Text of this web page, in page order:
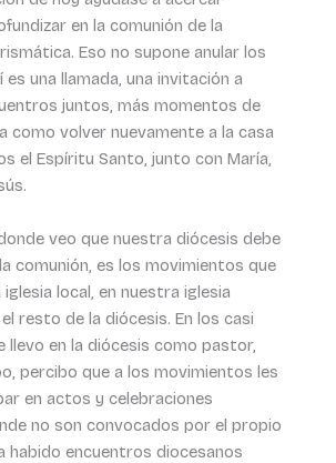
en la comunión de la
Eso no supone anular los
una llamada, una invitación a
juntos, más momentos de
como volver nuevamente a la casa
el Espíritu Santo, junto con María,
veo que nuestra diócesis debe
comunión, es los movimientos que
local, en nuestra iglesia
resto de la diócesis. En los casi
llevo en la diócesis como pastor,
percibo que a los movimientos les
en actos y celebraciones
no son convocados por el propio
habido encuentros diocesanos